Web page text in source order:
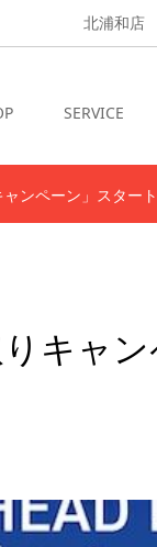
北浦和店
SERVICE
ャンペーン」スタート
りキャ